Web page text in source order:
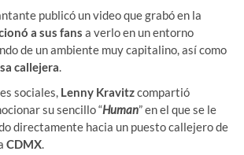
publicó un video que grabó en la
a sus fans a verlo en un entorno
de un ambiente muy capitalino, así como
callejera.
sociales, Lenny Kravitzcompartió
su sencillo “Human” en el que se le
directamente hacia un puesto callejero de
CDMX.